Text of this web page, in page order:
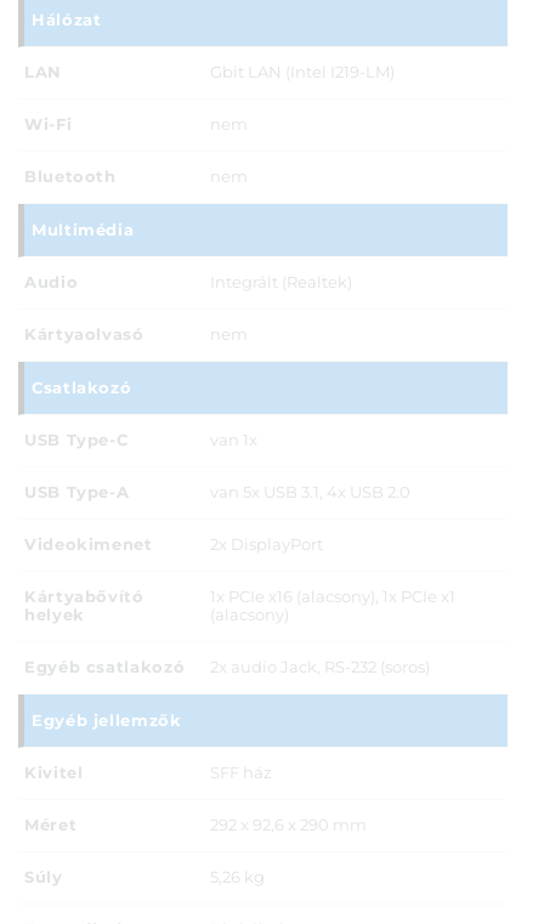
Hálózat
LAN Gbit LAN (Intel I219-LM)
Wi-Fi nem
Bluetooth nem
Multimédia
Audio Integrált (Realtek)
Kártyaolvasó nem
Csatlakozó
USB Type-C van 1x
USB Type-A van 5x USB 3.1, 4x USB 2.0
Videokimenet 2x DisplayPort
Kártyabővító
helyek
1x PCIe x16 (alacsony), 1x PCIe x1
(alacsony)
Egyéb csatlakozó 2x audio Jack, RS-232 (soros)
Egyéb jellemzők
Kivitel SFF ház
Méret 292 x 92,6 x 290 mm
Súly 5,26 kg